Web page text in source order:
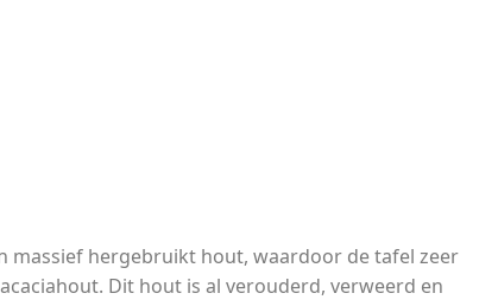
massief hergebruikt hout, waardoor de tafel zeer
Dit hout is al verouderd, verweerd en